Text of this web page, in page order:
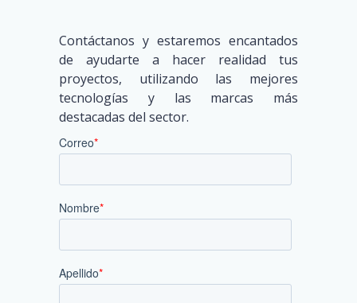
Contáctanos y estaremos encantados
de ayudarte a hacer realidad tus
proyectos, utilizando las mejores
tecnologías y las marcas más
destacadas del sector.